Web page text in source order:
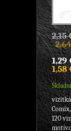
2,15
1,29
1,58
120